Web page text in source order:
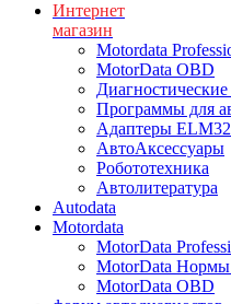
Интернет
магазин
Motordata
MotorData OBD
Программы для
Адаптеры
АвтоАксессуары
Робототехника
Автолитература
Autodata
Motordata
MotorData
MotorData Нормы
MotorData OBD